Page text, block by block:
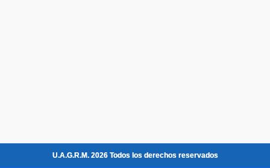
U.A.G.R.M. 2026 Todos los derechos reservados